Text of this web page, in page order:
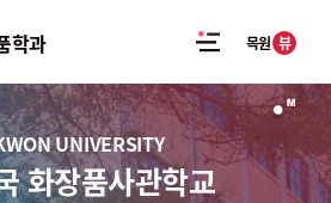
학과 목원 뷰
UNIVERSITY
화장품사관학교